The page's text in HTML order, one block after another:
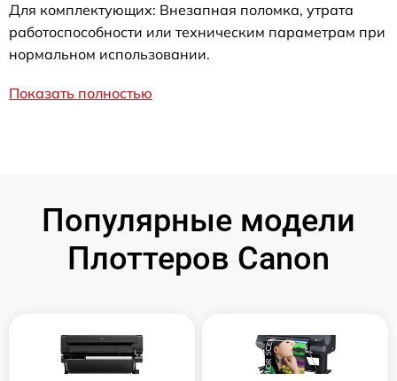
Для комплектующих: Внезапная поломка, утрата
работоспособности или техническим параметрам при
нормальном использовании.
Показать полностью
Популярные модели
Плоттеров Canon